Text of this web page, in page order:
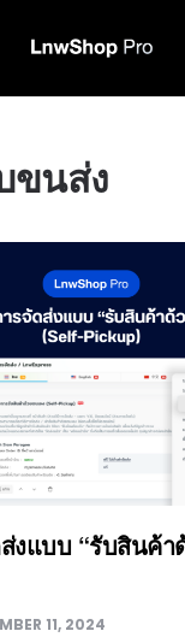
ขนส่ง
งแบบ “รับสินค้า
11, 2024